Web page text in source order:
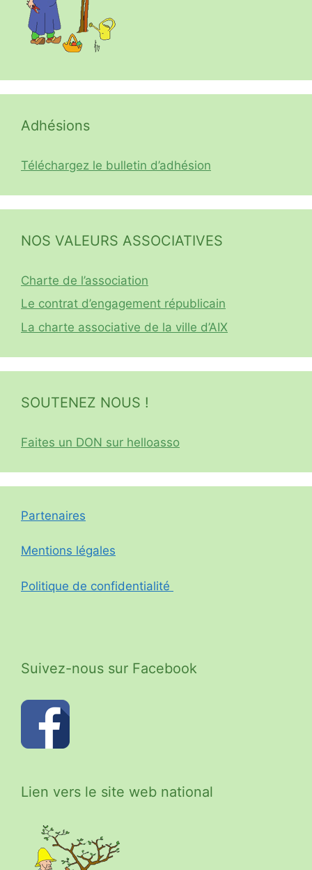
Adhésions
Téléchargez le bulletin d’adhésion
NOS VALEURS ASSOCIATIVES
Charte de l’association
Le contrat d’engagement républicain
La charte associative de la ville d’AIX
SOUTENEZ NOUS !
Faites un DON sur helloasso
Partenaires
Mentions légales
Politique de confidentialité
Suivez-nous sur Facebook
Lien vers le site web national